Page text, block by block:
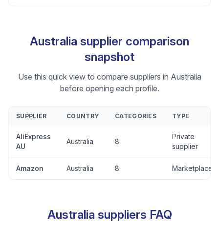
Australia supplier comparison
snapshot
Use this quick view to compare suppliers in Australia
before opening each profile.
SUPPLIER COUNTRY CATEGORIES TYPE
AliExpress
AU
Australia 8
Private
supplier
Amazon Australia 8 Marketplace
Australia suppliers FAQ